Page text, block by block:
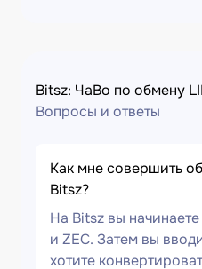
Bitsz: ЧаВо по обмену
Вопросы и ответы
Как мне совершить
Bitsz?
На Bitsz вы
и ZEC. Затем вы
хотите